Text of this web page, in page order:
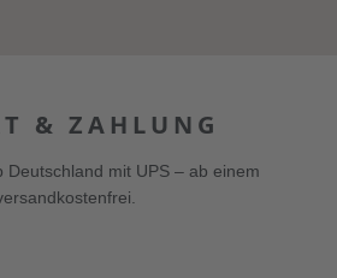
& ZAHLUNG
mit UPS – ab einem